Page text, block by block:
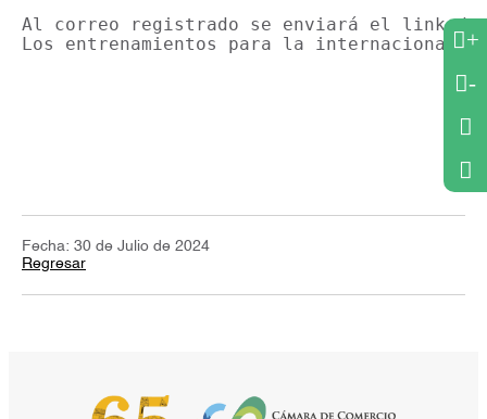
Al correo registrado se enviará el link de
Los entrenamientos para la
Fecha: 30 de Julio de 2024
Regresar
+
-